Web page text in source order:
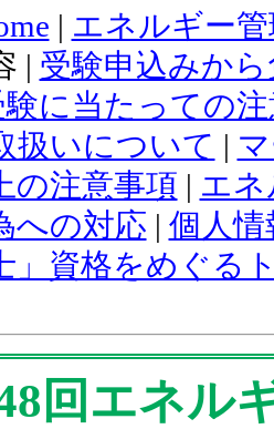
| エネルギー
| 受験申込みか
験に当たっての
扱いについて |
の注意事項 | エ
への対応 | 個人
」資格をめぐる
回エネル